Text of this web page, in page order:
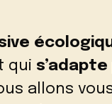
qui
allons